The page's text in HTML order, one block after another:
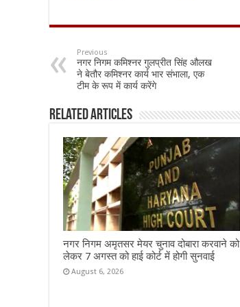
e
b
o
o
k
at
sA
p
p
ai
l
ar
Previous
नगर निगम कमिश्नर गुलप्रीत सिंह औलख
ने बेतौर कमिश्नर कार्य भार संभाला, एक
टीम के रूप में कार्य करेंगे
Related Articles
नगर निगम अमृतसर मेयर चुनाव दोबारा करवाने को
लेकर 7 अगस्त को हाई कोर्ट में होगी सुनवाई
August 6, 2026